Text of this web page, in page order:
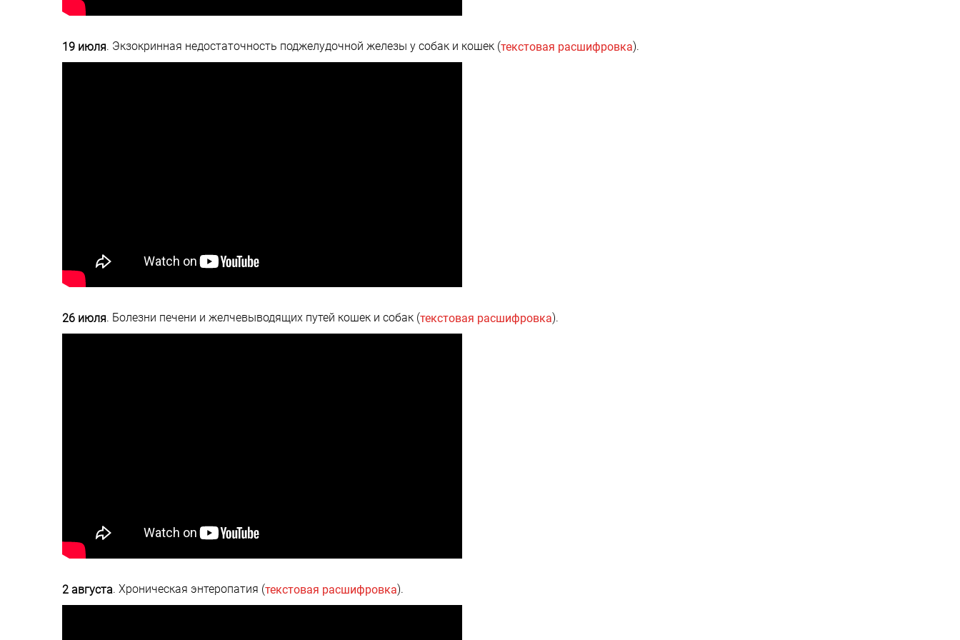
19 июля. Экзокринная недостаточность поджелудочной железы у собак и кошек (текстовая расшифровка).
26 июля. Болезни печени и желчевыводящих путей кошек и собак (текстовая расшифровка).
2 августа. Хроническая энтеропатия (текстовая расшифровка).